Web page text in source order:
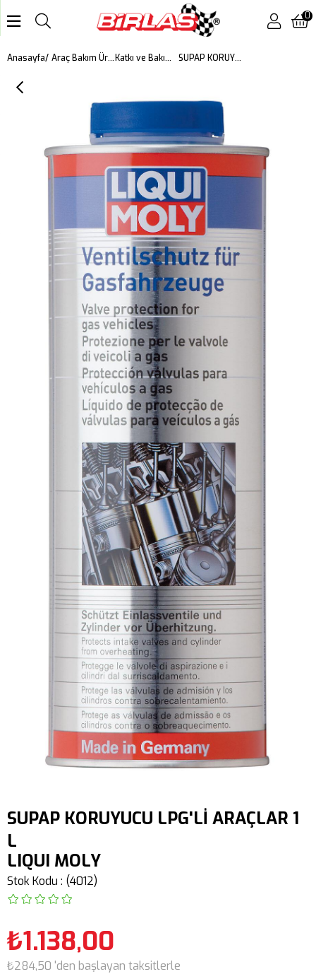
0
Anasayfa Araç Bakım Ürünleri Katkı ve Bakım Ürünleri SUPAP KORUYUCU LPG'Lİ ARAÇLAR 1 L
SUPAP KORUYUCU LPG'Lİ ARAÇLAR 1
L
LIQUI MOLY
Stok Kodu (4012)
₺1.138,00
₺284,50 'den başlayan taksitlerle